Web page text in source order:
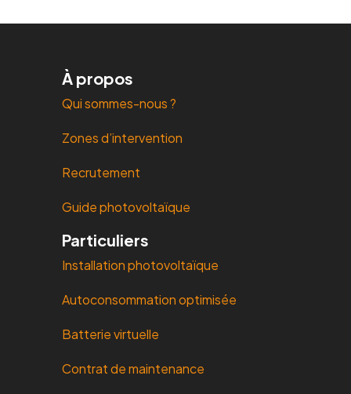
À propos
Qui sommes-nous ?
Zones d’intervention
Recrutement
Guide photovoltaïque
Particuliers
Installation photovoltaïque
Autoconsommation optimisée
Batterie virtuelle
Contrat de maintenance